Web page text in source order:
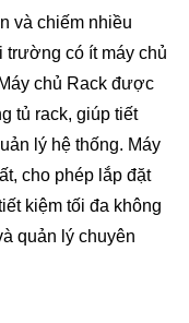
và chiếm nhiều
trường có ít máy chủ
chủ Rack được
tủ rack, giúp tiết
lý hệ thống. Máy
cho phép lắp đặt
kiệm tối đa không
quản lý chuyên